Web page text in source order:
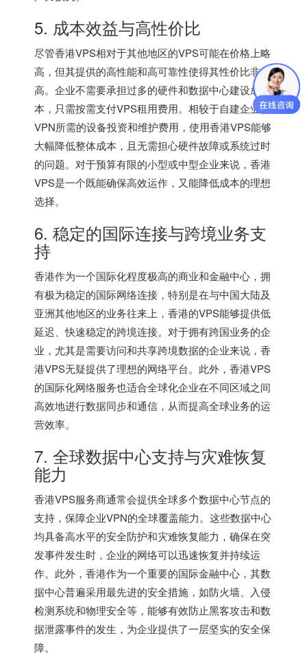
5. 成本效益与高性价比
尽管香港VPS相对于其他地区的VPS可能在价格上略
高，但其提供的高性能和高可靠性使得其性价比非常
高。企业不需要承担过多的硬件和数据中心建设成
本，只需按需支付VPS租用费用。相较于自建企业
VPN所需的设备投资和维护费用，使用香港VPS能够
大幅降低整体成本，且无需担心硬件故障或系统过时
的问题。对于预算有限的小型或中型企业来说，香港
VPS是一个既能确保高效运作，又能降低成本的理想
选择。
6. 稳定的国际连接与跨境业务支
持
香港作为一个国际化程度极高的商业和金融中心，拥
有极为稳定的国际网络连接，特别是在与中国大陆及
亚洲其他地区的业务往来上，香港的VPS能够提供低
延迟、快速稳定的跨境连接。对于拥有跨国业务的企
业，尤其是需要访问和共享跨境数据的企业来说， 香
港VPS无疑提供了理想的网络平台。此外，香港VPS
的国际化网络服务也适合全球化企业在不同区域之间
高效地进行数据同步和通信，从而提高全球业务的运
营效率。
7. 全球数据中心支持与灾难恢复
能力
香港VPS服务商通常会提供全球多个数据中心节点的
支持，保障企业VPN的全球覆盖能力。这些数据中心
均具备高水平的安全防护和灾难恢复能力，确保在突
发事件发生时，企业的网络可以迅速恢复并持续运
作。此外，香港作为一个重要的国际金融中心，其数
据中心普遍采用最先进的安全措施，如防火墙、入侵
检测系统和物理安全等，能够有效防止黑客攻击和数
据泄露事件的发生，为企业提供了一层坚实的安全保
障。